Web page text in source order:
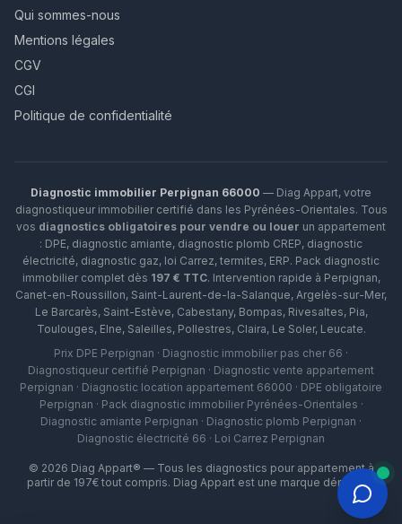
Qui sommes-nous
Mentions légales
CGV
CGI
Politique de confidentialité
Diagnostic immobilier Perpignan 66000 — Diag Appart, votre
diagnostiqueur immobilier certifié dans les Pyrénées-Orientales. Tous
vos diagnostics obligatoires pour vendre ou louer un appartement
: DPE, diagnostic amiante, diagnostic plomb CREP, diagnostic
électricité, diagnostic gaz, loi Carrez, termites, ERP. Pack diagnostic
immobilier complet dès 197 € TTC. Intervention rapide à Perpignan,
Canet-en-Roussillon, Saint-Laurent-de-la-Salanque, Argelès-sur-Mer,
Le Barcarès, Saint-Estève, Cabestany, Bompas, Rivesaltes, Pia,
Toulouges, Elne, Saleilles, Pollestres, Claira, Le Soler, Leucate.
Prix DPE Perpignan · Diagnostic immobilier pas cher 66 ·
Diagnostiqueur certifié Perpignan · Diagnostic vente appartement
Perpignan · Diagnostic location appartement 66000 · DPE obligatoire
Perpignan · Pack diagnostic immobilier Pyrénées-Orientales ·
Diagnostic amiante Perpignan · Diagnostic plomb Perpignan ·
Diagnostic électricité 66 · Loi Carrez Perpignan
© 2026 Diag Appart® — Tous les diagnostics pour appartement à
partir de 197€ tout compris. Diag Appart est une marque déposée.